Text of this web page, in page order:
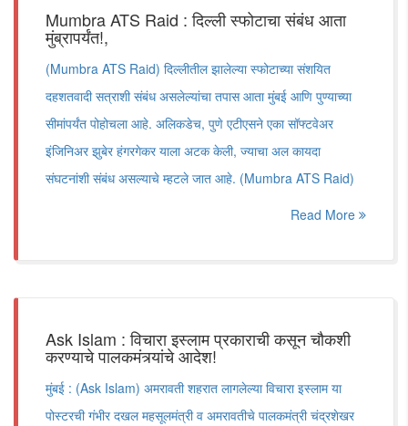
Mumbra ATS Raid : दिल्ली स्फोटाचा संबंध आता
मुंब्रापर्यंत!,
(Mumbra ATS Raid) दिल्लीतील झालेल्या स्फोटाच्या संशयित
दहशतवादी सत्राशी संबंध असलेल्यांचा तपास आता मुंबई आणि पुण्याच्या
सीमांपर्यंत पोहोचला आहे. अलिकडेच, पुणे एटीएसने एका सॉफ्टवेअर
इंजिनिअर झुबेर हंगरगेकर याला अटक केली, ज्याचा अल कायदा
संघटनांशी संबंध असल्याचे म्हटले जात आहे. (Mumbra ATS Raid)
Read More
Ask Islam : विचारा इस्लाम प्रकाराची कसून चौकशी
करण्याचे पालकमंत्र्यांचे आदेश!
मुंबई : (Ask Islam) अमरावती शहरात लागलेल्या विचारा इस्लाम या
पोस्टरची गंभीर दखल महसूलमंत्री व अमरावतीचे पालकमंत्री चंद्रशेखर